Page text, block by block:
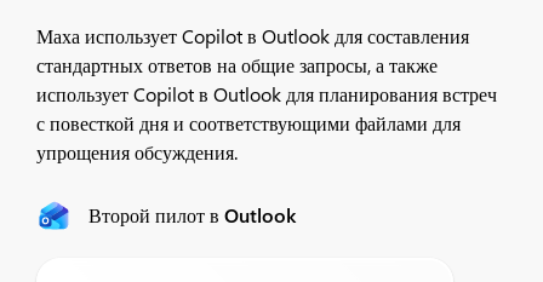
Маха использует Copilot в Outlook для составления
стандартных ответов на общие запросы, а также
использует Copilot в Outlook для планирования встреч
с повесткой дня и соответствующими файлами для
упрощения обсуждения.
Второй пилот в Outlook